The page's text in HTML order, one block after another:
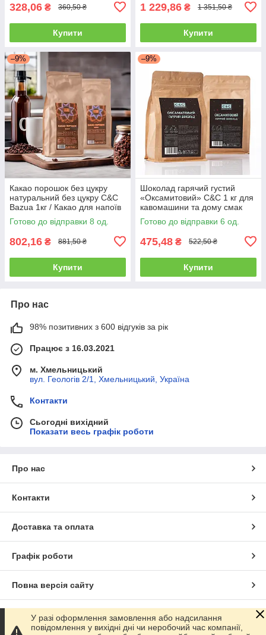
328,06 ₴ 360,50 ₴
Купити
1 229,86 ₴ 1 351,50 ₴
Купити
–9%
Какао порошок без цукру
натуральний без цукру C&C
Bazua 1кг / Какао для напоїв
дитячий
Готово до відправки 8 од.
802,16 ₴ 881,50 ₴
Купити
–9%
Шоколад гарячий густий
«Оксамитовий» C&C 1 кг для
кавомашини та дому смак
молочного шоколаду
Готово до відправки 6 од.
475,48 ₴ 522,50 ₴
Купити
Про нас
98% позитивних з 600 відгуків за рік
Працює з 16.03.2021
м. Хмельницький
вул. Геологів 2/1, Хмельницький, Україна
Контакти
Сьогодні вихідний
Показати весь графік роботи
Про нас
Контакти
Доставка та оплата
Графік роботи
Повна версія сайту
Сайт створено на маркетплейсі Prom.ua
У разі оформлення замовлення або надсилання
повідомлення у вихідні дні чи неробочий час компанії,